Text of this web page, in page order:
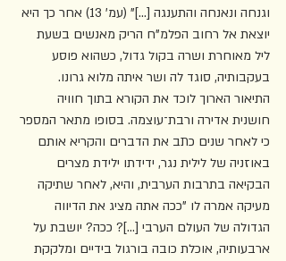
וגנחה ונאנחה והתענגה [...]" (עמ' 13) אחר כך היא
יוצאת אל רחוב הפלמ"ח הריק מאנשים בשעת
ליל מאוחרת ושרה בקול גדול, כשהוא פוסע
בעקבותיה, סוגד לה ושר איתה מלוא גרונו.
התיאור הארוך לוכד את הקורא בתוך חוויה
חושנית אדירה ורבת־עוצמה. בסופו מתאר המספר
כי לאחר שנים כתב את הדברים והקריא אותם
באוזניה של לילית נגר, ידידתו ילידת מצרים
הבקיאה בתרבות הערבית, והיא, לאחר שתיקה
מעיקה אמרה לו "ככה אתה מציג את הדיווה
הגדולה של העולם הערבי [...]? ככה? יושבת על
ארבעותיה, אוכלת כובה בורגול בידיים ומלקקת